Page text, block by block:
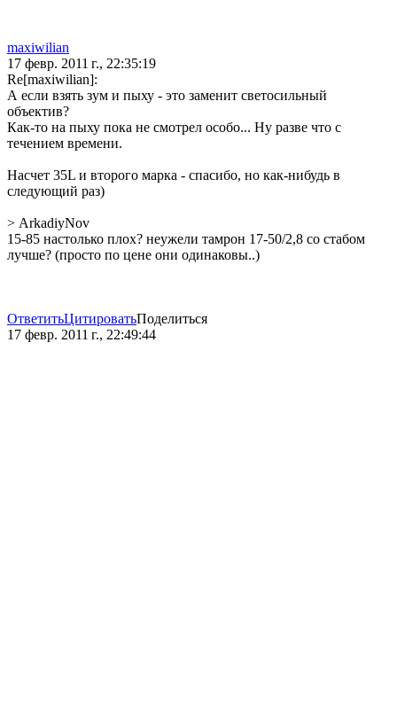
maxiwilian
17 февр. 2011 г., 22:35:19
Re[maxiwilian]:
А если взять зум и пыху - это заменит светосильный
объектив?
Как-то на пыху пока не смотрел особо... Ну разве что с
течением времени.
Насчет 35L и второго марка - спасибо, но как-нибудь в
следующий раз)
> ArkadiyNov
15-85 настолько плох? неужели тамрон 17-50/2,8 со стабом
лучше? (просто по цене они одинаковы..)
ОтветитьЦитироватьПоделиться
17 февр. 2011 г., 22:49:44